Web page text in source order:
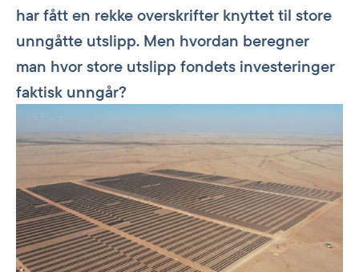
har fått en rekke overskrifter knyttet til store
unngåtte utslipp. Men hvordan beregner
man hvor store utslipp fondets investeringer
faktisk unngår?